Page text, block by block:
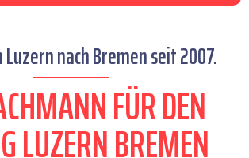
nach Bremen seit 2007.
FÜR DEN
LUZERN BREMEN